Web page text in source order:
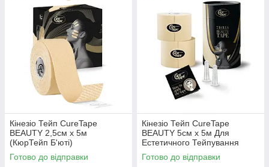
Кінезіо Тейп CureTape
BEAUTY 2,5см х 5м
(КюрТейп Б'юті)
Готово до відправки
Кінезіо Тейп CureTape
BEAUTY 5см х 5м Для
Естетичного Тейпування
(КюрТейп Б'юті) 2шт, Тубус +
2 Банки Для Обличчя, АКЦІЯ
Готово до відправки